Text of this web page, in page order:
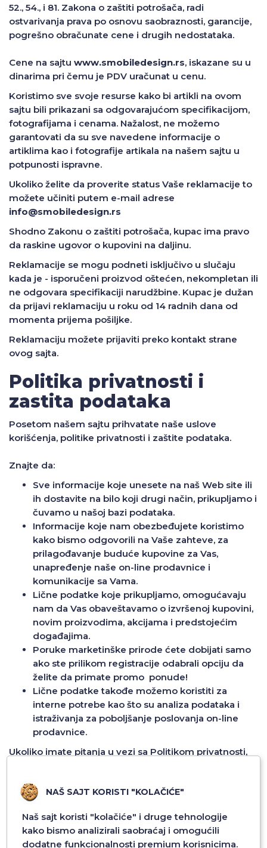
52., 54., i 81. Zakona o zaštiti potrošača, radi
ostvarivanja prava po osnovu saobraznosti, garancije,
pogrešno obračunate cene i drugih nedostataka.
Cene na sajtu www.smobiledesign.rs, iskazane su u
dinarima pri čemu je PDV uračunat u cenu.
Koristimo sve svoje resurse kako bi artikli na ovom
sajtu bili prikazani sa odgovarajućom specifikacijom,
fotografijama i cenama. Nažalost, ne možemo
garantovati da su sve navedene informacije o
artiklima kao i fotografije artikala na našem sajtu u
potpunosti ispravne.
Ukoliko želite da proverite status Vaše reklamacije to
možete učiniti putem e-mail adrese
info@smobiledesign.rs
Shodno Zakonu o zaštiti potrošača, kupac ima pravo
da raskine ugovor o kupovini na daljinu.
Reklamacije se mogu podneti isključivo u slučaju
kada je - isporučeni proizvod oštećen, nekompletan ili
ne odgovara specifikaciji narudžbine. Kupac je dužan
da prijavi reklamaciju u roku od 14 radnih dana od
momenta prijema pošiljke.
Reklamaciju možete prijaviti preko kontakt strane
ovog sajta.
Politika privatnosti i
zastita podataka
Posetom našem sajtu prihvatate naše uslove
korišćenja, politike privatnosti i zaštite podataka.
Znajte da:
Sve informacije koje unesete na naš Web site ili
ih dostavite na bilo koji drugi način, prikupljamo i
čuvamo u našoj bazi podataka.
Informacije koje nam obezbeđujete koristimo
kako bismo odgovorili na Vaše zahteve, za
prilagođavanje buduće kupovine za Vas,
unapređenje naše on-line prodavnice i
komunikacije sa Vama.
Lične podatke koje prikupljamo, omogućavaju
nam da Vas obaveštavamo o izvršenoj kupovini,
novim proizvodima, akcijama i predstojećim
događajima.
Poruke marketinške prirode ćete dobijati samo
ako ste prilikom registracije odabrali opciju da
želite da primate promo ponude!
Lične podatke takođe možemo koristiti za
interne potrebe kao što su analiza podataka i
istraživanja za poboljšanje poslovanja on-line
prodavnice.
Ukoliko imate pitanja u vezi sa Politikom privatnosti,
Vaših ličnih podataka, molimo Vas da nas kontaktirate
dalje postupiti u skladu sa Zakonom o zaštiti
podataka kupaca.
NAŠ SAJT KORISTI "KOLAČIĆE"
Naš sajt koristi "kolačiće" i druge tehnologije
kako bismo analizirali saobraćaj i omogućili
dodatne funkcionalnosti premium korisnicima.